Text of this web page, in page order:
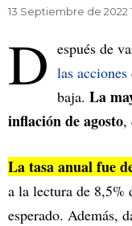
13 Septiembre de 2022
D espués de
las acciones
baja. La
inflación de agosto,
La tasa anual fue
a la lectura de
esperado. Además,